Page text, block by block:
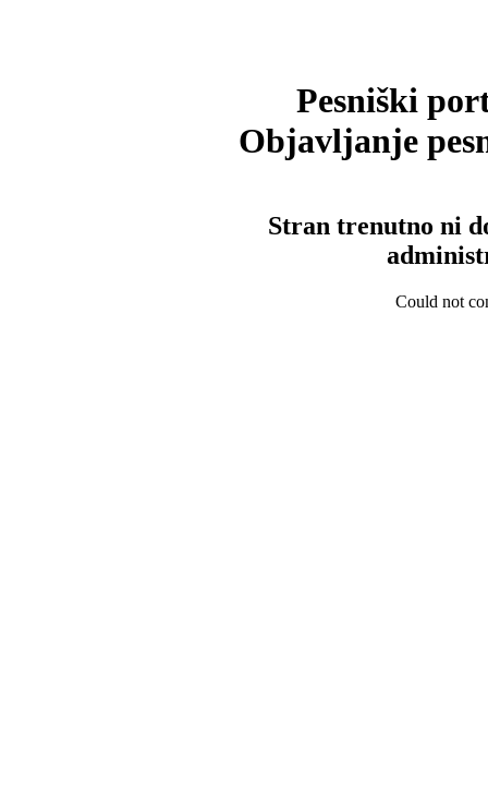
Pesniški
Objavljanje
Stran trenutno ni
Could not